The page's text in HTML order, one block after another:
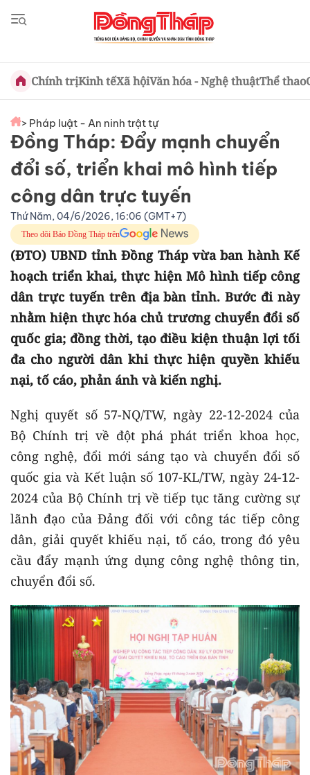
Chính trịKinh tếXã hộiVăn hóa - Nghệ thuậtThể thao
> Pháp luật - An ninh trật tự
Đồng Tháp: Đẩy mạnh chuyển
đổi số, triển khai mô hình tiếp
công dân trực tuyến
Thứ Năm, 04/6/2026, 16:06 (GMT+7)
Theo dõi Báo Đồng Tháp trên
(ĐTO) UBND tỉnh Đồng Tháp vừa ban hành Kế
hoạch triển khai, thực hiện Mô hình tiếp công
dân trực tuyến trên địa bàn tỉnh. Bước đi này
nhằm hiện thực hóa chủ trương chuyển đổi số
quốc gia; đồng thời, tạo điều kiện thuận lợi tối
đa cho người dân khi thực hiện quyền khiếu
nại, tố cáo, phản ánh và kiến nghị.
Nghị quyết số 57-NQ/TW, ngày 22-12-2024 của
Bộ Chính trị về đột phá phát triển khoa học,
công nghệ, đổi mới sáng tạo và chuyển đổi số
quốc gia và Kết luận số 107-KL/TW, ngày 24-12-
2024 của Bộ Chính trị về tiếp tục tăng cường sự
lãnh đạo của Đảng đối với công tác tiếp công
dân, giải quyết khiếu nại, tố cáo, trong đó yêu
cầu đẩy mạnh ứng dụng công nghệ thông tin,
chuyển đổi số.